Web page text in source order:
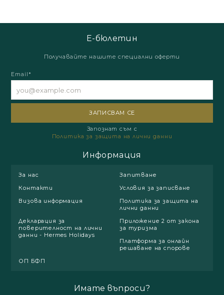
Е-бюлетин
Получавайте нашите специални оферти
Email*
Запознат съм с
Политика за защита на лични данни
Информация
За нас
Запитване
Контакти
Условия за записване
Визова информация
Политика за защита на
лични данни
Декларация за
поверителност на лични
данни - Hermes Holidays
Приложение 2 от закона
за туризма
Платформа за онлайн
решаване на спорове
ОП БФП
Имате въпроси?